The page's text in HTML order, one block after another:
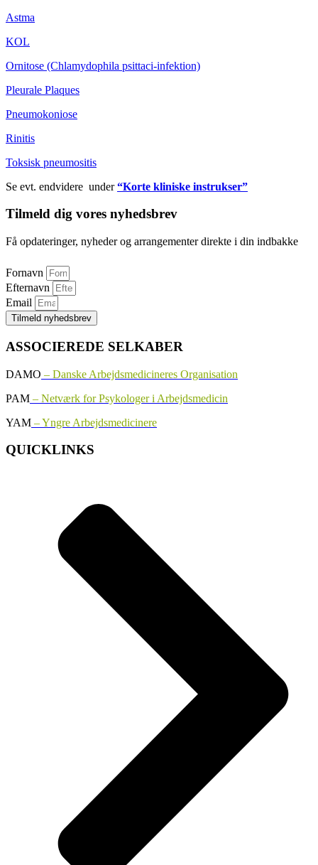
Astma
KOL
Ornitose (Chlamydophila psittaci-infektion)
Pleurale Plaques
Pneumokoniose
Rinitis
Toksisk pneumositis
Se evt. endvidere under“Korte kliniske instrukser”
Tilmeld dig vores nyhedsbrev
Få opdateringer, nyheder og arrangementer direkte i din indbakke
Fornavn
Efternavn
Email
Tilmeld nyhedsbrev
ASSOCIEREDE SELKABER
DAMO – Danske Arbejdsmedicineres Organisation
PAM – Netværk for Psykologer i Arbejdsmedicin
YAM – Yngre Arbejdsmedicinere
QUICKLINKS